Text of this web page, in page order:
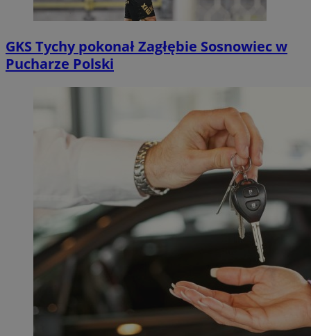
GKS Tychy pokonał Zagłębie Sosnowiec w
Pucharze Polski